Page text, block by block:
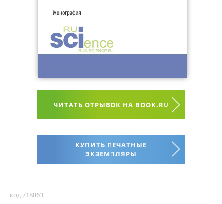
ЧИТАТЬ ОТРЫВОК НА BOOK.RU
КУПИТЬ ПЕЧАТНЫЕ
ЭКЗЕМПЛЯРЫ
код 718863